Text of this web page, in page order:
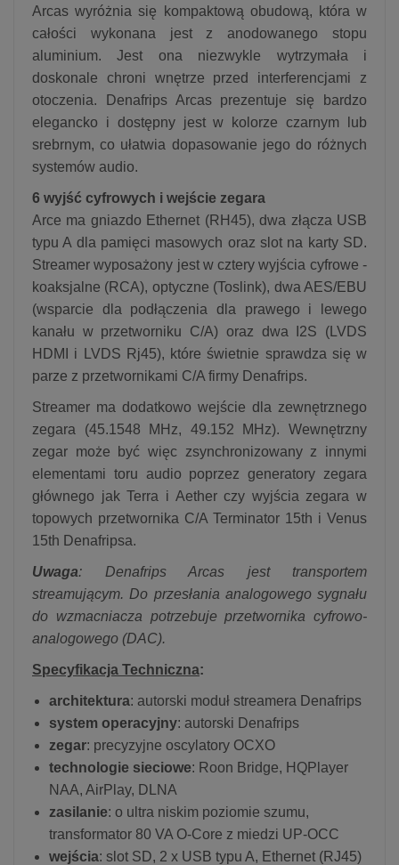
Arcas wyróżnia się kompaktową obudową, która w
całości wykonana jest z anodowanego stopu
aluminium. Jest ona niezwykle wytrzymała i
doskonale chroni wnętrze przed interferencjami z
otoczenia. Denafrips Arcas prezentuje się bardzo
elegancko i dostępny jest w kolorze czarnym lub
srebrnym, co ułatwia dopasowanie jego do różnych
systemów audio.
6 wyjść cyfrowych i wejście zegara
Arce ma gniazdo Ethernet (RH45), dwa złącza USB
typu A dla pamięci masowych oraz slot na karty SD.
Streamer wyposażony jest w cztery wyjścia cyfrowe -
koaksjalne (RCA), optyczne (Toslink), dwa AES/EBU
(wsparcie dla podłączenia dla prawego i lewego
kanału w przetworniku C/A) oraz dwa I2S (LVDS
HDMI i LVDS Rj45), które świetnie sprawdza się w
parze z przetwornikami C/A firmy Denafrips.
Streamer ma dodatkowo wejście dla zewnętrznego
zegara (45.1548 MHz, 49.152 MHz). Wewnętrzny
zegar może być więc zsynchronizowany z innymi
elementami toru audio poprzez generatory zegara
głównego jak Terra i Aether czy wyjścia zegara w
topowych przetwornika C/A Terminator 15th i Venus
15th Denafripsa.
Uwaga: Denafrips Arcas jest transportem
streamującym. Do przesłania analogowego sygnału
do wzmacniacza potrzebuje przetwornika cyfrowo-
analogowego (DAC).
Specyfikacja Techniczna:
architektura: autorski moduł streamera Denafrips
system operacyjny: autorski Denafrips
zegar: precyzyjne oscylatory OCXO
technologie sieciowe: Roon Bridge, HQPlayer
NAA, AirPlay, DLNA
zasilanie: o ultra niskim poziomie szumu,
transformator 80 VA O-Core z miedzi UP-OCC
wejścia: slot SD, 2 x USB typu A, Ethernet (RJ45)